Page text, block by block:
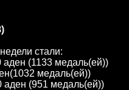
стали:
аден (1133 медаль(ей))
медаль(ей))
аден (951 медаль(ей))